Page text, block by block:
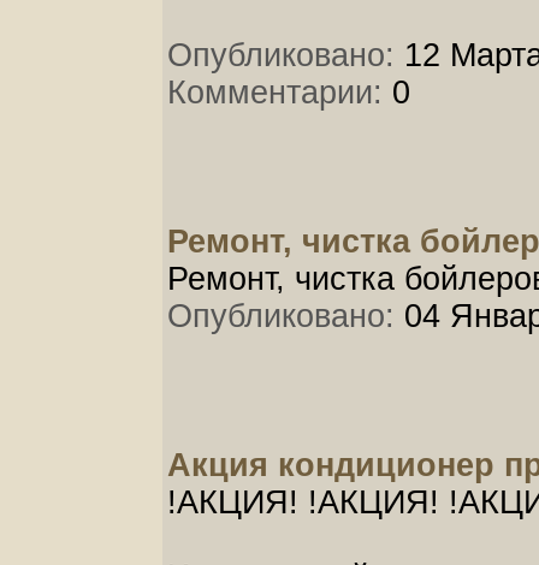
Опубликовано: 12
Комментарии: 0
Ремонт, чистка
Ремонт, чистка
Опубликовано: 04
Aкция кондиционер
!АКЦИЯ! !АКЦИЯ!